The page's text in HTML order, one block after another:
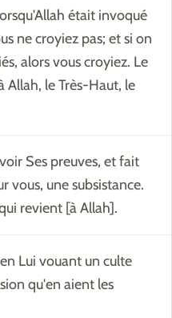
était invoqué
ne croyiez pas; et si on
alors vous croyiez. Le
le Très-Haut, le
Ses preuves, et fait
vous, une subsistance.
revient [à Allah].
Lui vouant un culte
qu'en aient les